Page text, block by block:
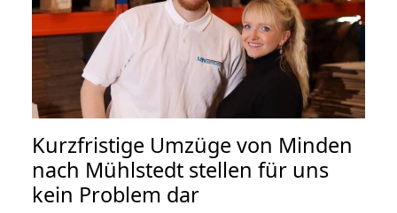
Kurzfristige Umzüge von Minden
nach Mühlstedt stellen für uns
kein Problem dar